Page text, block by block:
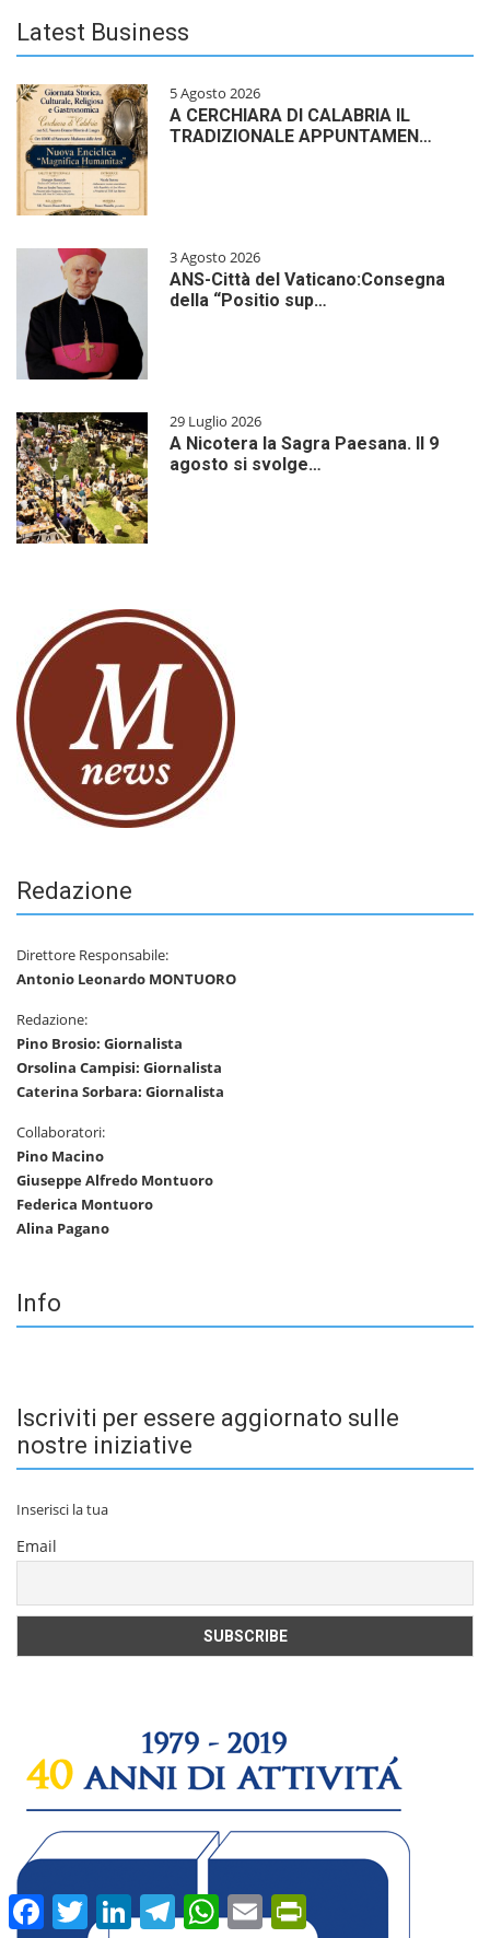
FacebookTwitter LinkedInTelegramWhatsAppEmail
Latest Business
5 Agosto 2026
A CERCHIARA DI CALABRIA IL
TRADIZIONALE APPUNTAMEN…
3 Agosto 2026
ANS-Città del Vaticano:Consegna
della “Positio sup…
29 Luglio 2026
A Nicotera la Sagra Paesana. Il 9
agosto si svolge…
Redazione
Direttore Responsabile:
Antonio Leonardo MONTUORO
Redazione:
Pino Brosio: Giornalista
Orsolina Campisi: Giornalista
Caterina Sorbara: Giornalista
Collaboratori:
Pino Macino
Giuseppe Alfredo Montuoro
Federica Montuoro
Alina Pagano
Info
Iscriviti per essere aggiornato sulle
nostre iniziative
Inserisci la tua
Email